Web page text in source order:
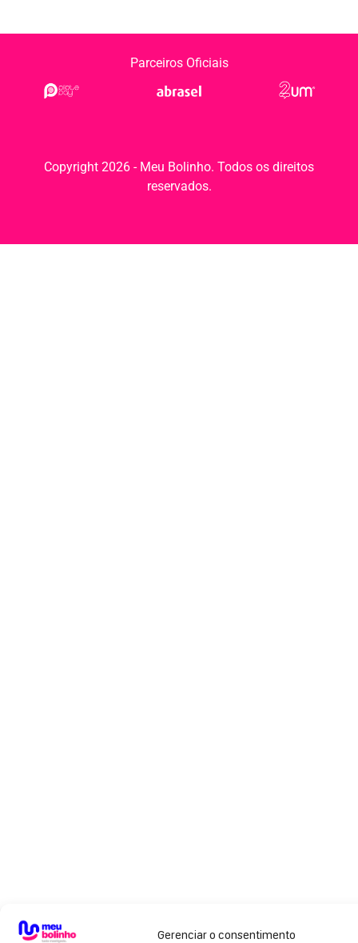
Gerenciar o consentimento
Parceiros Oficiais
Copyright 2026 - Meu Bolinho. Todos os direitos
reservados.